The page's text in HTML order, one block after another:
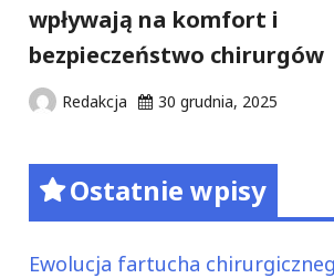
wpływają na komfort i
bezpieczeństwo chirurgów
Redakcja 30 grudnia, 2025
Ostatnie wpisy
Ewolucja fartucha